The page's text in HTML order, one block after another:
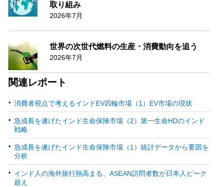
取り組み
2026年7月
世界の次世代燃料の生産・消費動向を追う
2026年7月
関連レポート
消費者視点で考えるインドEV四輪市場（1）EV市場の現状
急成長を遂げたインド生命保険市場（2）第一生命HDのインド
戦略
急成長を遂げたインド生命保険市場（1）統計データから要因を
分析
インド人の海外旅行熱高まる、ASEAN訪問者数が日本人ピーク
超え